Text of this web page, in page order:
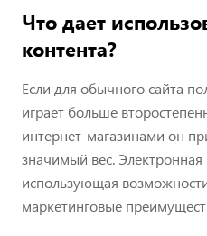
Что дает
контента?
Если для обычного сайта
играет больше
интернет-магазинами он
значимый вес.
использующая
маркетинговые